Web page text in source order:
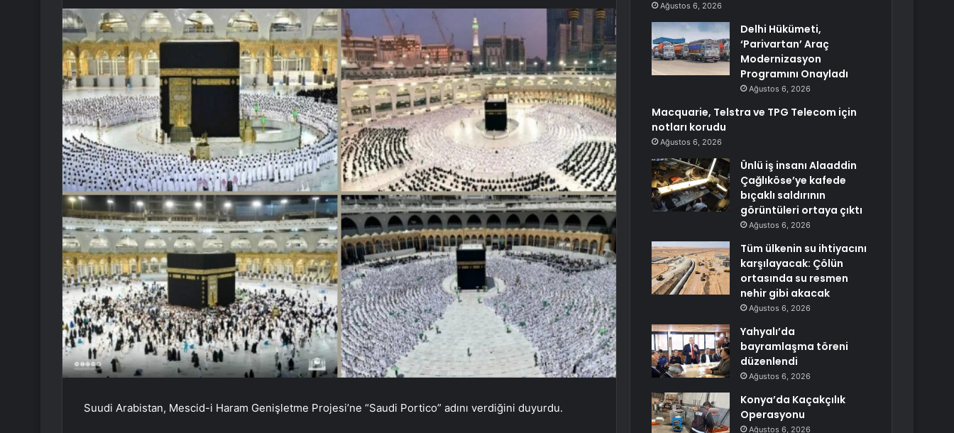
Suudi Arabistan, Mescid-i Haram Genişletme Projesi’ne “Saudi Portico” adını verdiğini duyurdu.
Ağustos 6, 2026
Delhi Hükümeti,
‘Parivartan’ Araç
Modernizasyon
Programını Onayladı
Ağustos 6, 2026
Macquarie, Telstra ve TPG Telecom için
notları korudu
Ağustos 6, 2026
Ünlü iş insanı Alaaddin
Çağlıköse’ye kafede
bıçaklı saldırının
görüntüleri ortaya çıktı
Ağustos 6, 2026
Tüm ülkenin su ihtiyacını
karşılayacak: Çölün
ortasında su resmen
nehir gibi akacak
Ağustos 6, 2026
Yahyalı’da
bayramlaşma töreni
düzenlendi
Ağustos 6, 2026
Konya’da Kaçakçılık
Operasyonu
Ağustos 6, 2026